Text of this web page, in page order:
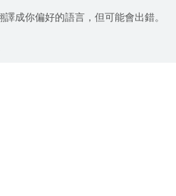
成你偏好的語言，但可能會出錯。